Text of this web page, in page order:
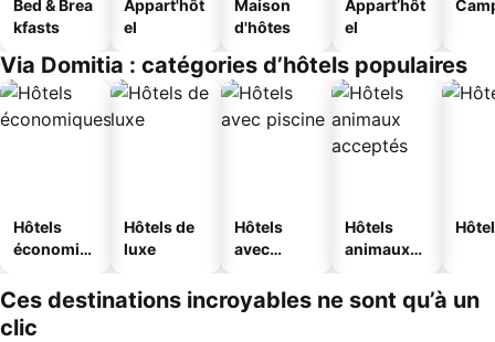
Bed & Brea
kfasts
Appart'hôt
el
Maison
d'hôtes
Appart’hôt
el
Via Domitia : catégories d’hôtels populaires
Hôtels
économiq
Hôtels de
luxe
Hôtels
avec
Hôtels
animaux
Ces destinations incroyables ne sont qu’à un
clic